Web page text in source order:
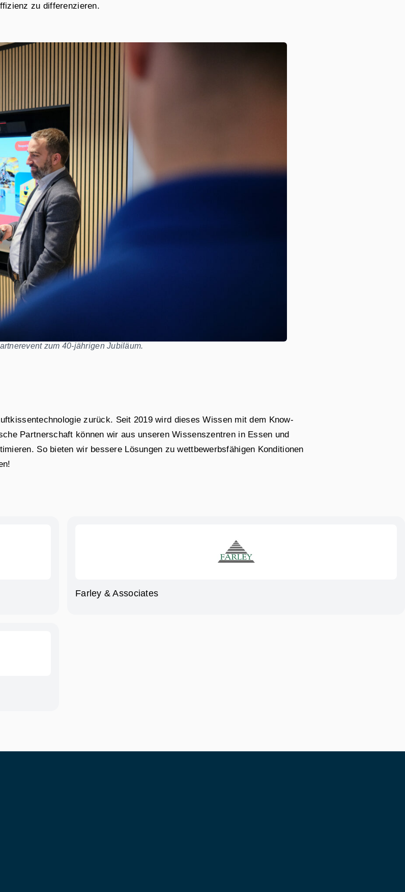
zu differenzieren.
zum 40-jährigen Jubiläum.
zurück. Seit 2019 wird dieses Wissen mit dem Know-
Partnerschaft können wir aus unseren Wissenszentren in Essen und
So bieten wir bessere Lösungen zu wettbewerbsfähigen Konditionen
Farley & Associates